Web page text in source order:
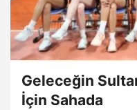
Geleceğin
İçin Sahada